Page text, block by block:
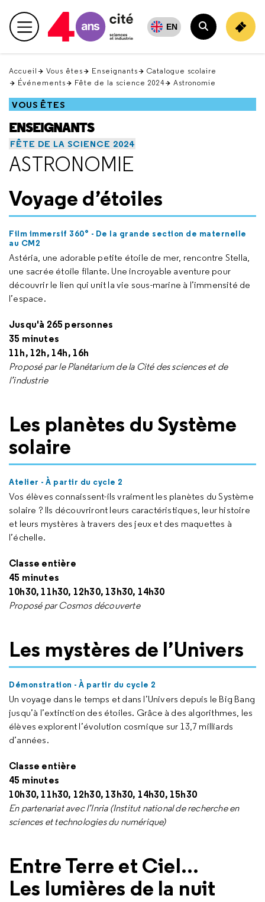
en
haut Menu principal EN
Rechercher
Accueil Vous êtes Enseignants
Catalogue scolaire
Événements
Fête de la science 2024 Astronomie
VOUS ÊTES
ENSEIGNANTS
FÊTE DE LA SCIENCE 2024
ASTRONOMIE
Voyage d’étoiles
Film immersif 360° - De la grande section de maternelle
au CM2
Astéria, une adorable petite étoile de mer, rencontre Stella,
une sacrée étoile filante. Une incroyable aventure pour
découvrir le lien qui unit la vie sous-marine à l’immensité de
l’espace.
Jusqu'à 265 personnes
35 minutes
11h, 12h, 14h, 16h
Proposé par le Planétarium de la Cité des sciences et de
l’industrie
Les planètes du Système
solaire
Atelier - À partir du cycle 2
Vos élèves connaissent-ils vraiment les planètes du Système
solaire ? Ils découvriront leurs caractéristiques, leur histoire
et leurs mystères à travers des jeux et des maquettes à
l’échelle.
Classe entière
45 minutes
10h30, 11h30, 12h30, 13h30, 14h30
Proposé par Cosmos découverte
Les mystères de l’Univers
Démonstration - À partir du cycle 2
Un voyage dans le temps et dans l’Univers depuis le Big Bang
jusqu’à l’extinction des étoiles. Grâce à des algorithmes, les
élèves explorent l’évolution cosmique sur 13,7 milliards
d’années.
Classe entière
45 minutes
10h30, 11h30, 12h30, 13h30, 14h30, 15h30
En partenariat avec l’Inria (Institut national de recherche en
sciences et technologies du numérique)
Entre Terre et Ciel...
Les lumières de la nuit